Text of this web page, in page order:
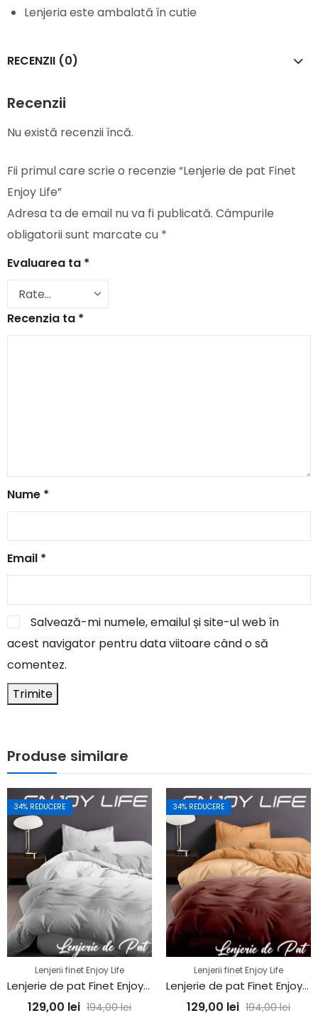
Lenjeria este ambalată în cutie
RECENZII (0)
Recenzii
Nu există recenzii încă.
Fii primul care scrie o recenzie “Lenjerie de pat Finet
Enjoy Life”
Adresa ta de email nu va fi publicată. Câmpurile
obligatorii sunt marcate cu *
Evaluarea ta *
Recenzia ta *
Nume *
Email *
Salvează-mi numele, emailul și site-ul web în
acest navigator pentru data viitoare când o să
comentez.
Produse similare
34% REDUCERE
Lenjerii finet Enjoy Life
Lenjerie de pat Finet Enjoy Life
129,00 lei 194,00lei
34% REDUCERE
Lenjerii finet Enjoy Life
Lenjerie de pat Finet Enjoy Life
129,00 lei 194,00lei